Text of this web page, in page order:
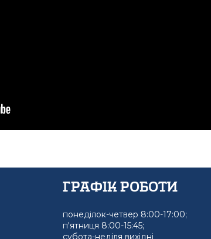
графік роботи
понеділок-четвер 8:00-17:00;
п'ятниця 8:00-15:45;
субота-неділя вихідні